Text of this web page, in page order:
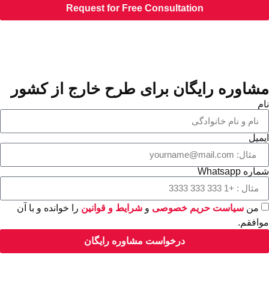
Request for Free Consultation
مشاوره رایگان برای طرح خارج از کشور
نام
ایمیل
شماره Whatsapp
من سیاست حریم خصوصی و شرایط و قوانین را خوانده و با آن
موافقم.
درخواست مشاوره رایگان